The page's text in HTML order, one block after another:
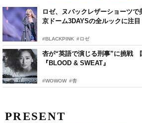
ロゼ、ヌバックレザーショーツ
京ドーム3DAYSの全ルックに注目
#BLACKPINK #ロゼ
杏が“英語で演じる刑事”に挑戦
『BLOOD & SWEAT』
#WOWOW #杏
PRESENT